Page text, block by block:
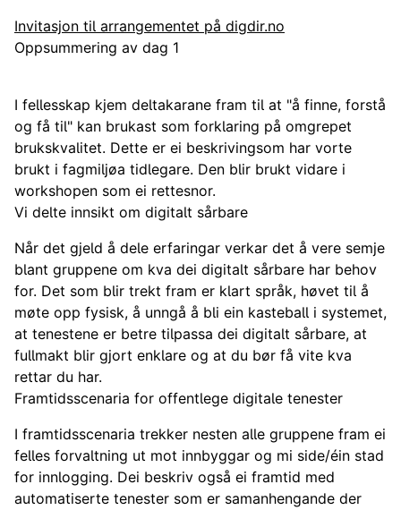
Invitasjon til arrangementet på digdir.no
Oppsummering av dag 1
I fellesskap kjem deltakarane fram til at "å finne, forstå
og få til" kan brukast som forklaring på omgrepet
brukskvalitet. Dette er ei beskrivingsom har vorte
brukt i fagmiljøa tidlegare. Den blir brukt vidare i
workshopen som ei rettesnor.
Vi delte innsikt om digitalt sårbare
Når det gjeld å dele erfaringar verkar det å vere semje
blant gruppene om kva dei digitalt sårbare har behov
for. Det som blir trekt fram er klart språk, høvet til å
møte opp fysisk, å unngå å bli ein kasteball i systemet,
at tenestene er betre tilpassa dei digitalt sårbare, at
fullmakt blir gjort enklare og at du bør få vite kva
rettar du har.
Framtidsscenaria for offentlege digitale tenester
I framtidsscenaria trekker nesten alle gruppene fram ei
felles forvaltning ut mot innbyggar og mi side/éin stad
for innlogging. Dei beskriv også ei framtid med
automatiserte tenester som er samanhengande der